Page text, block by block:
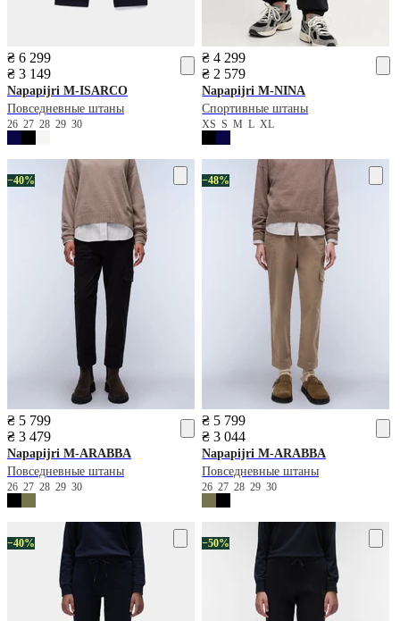
₴ 6 299
₴ 3 149
Napapijri M-ISARCO
Повседневные штаны
26 27 28 29 30
₴ 4 299
₴ 2 579
Napapijri M-NINA
Спортивные штаны
XSSMLXL
−40%
₴ 5 799
₴ 3 479
Napapijri M-ARABBA
Повседневные штаны
26 27 28 29 30
−48%
₴ 5 799
₴ 3 044
Napapijri M-ARABBA
Повседневные штаны
2627282930
−40% −50%